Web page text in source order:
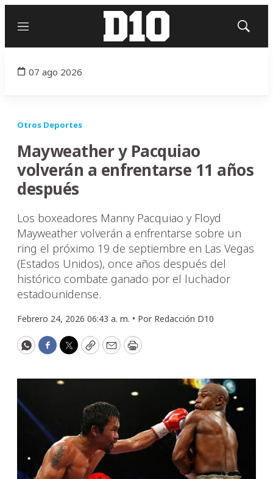
Menú
Mostrar
07 ago 2026
Otros Deportes
Mayweather y Pacquiao
volverán a enfrentarse 11 años
después
Los boxeadores Manny Pacquiao y Floyd
Mayweather volverán a enfrentarse sobre un
ring el próximo 19 de septiembre en Las Vegas
(Estados Unidos), once años después del
histórico combate ganado por el luchador
estadounidense.
Febrero 24, 2026 06:43 a. m. • Por Redacción D10
WhatsApp
Facebook
Twitter
CopyEmailPrint